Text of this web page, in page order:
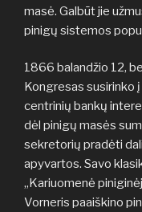
masė. Galbūt jie
pinigų sistemos
1866 balandžio 12,
Kongresas susirinko
centrinių bankų
dėl pinigų masės
sekretorių pradėti
apyvartos. Savo
„Kariuomenė
Vorneris paaiškino